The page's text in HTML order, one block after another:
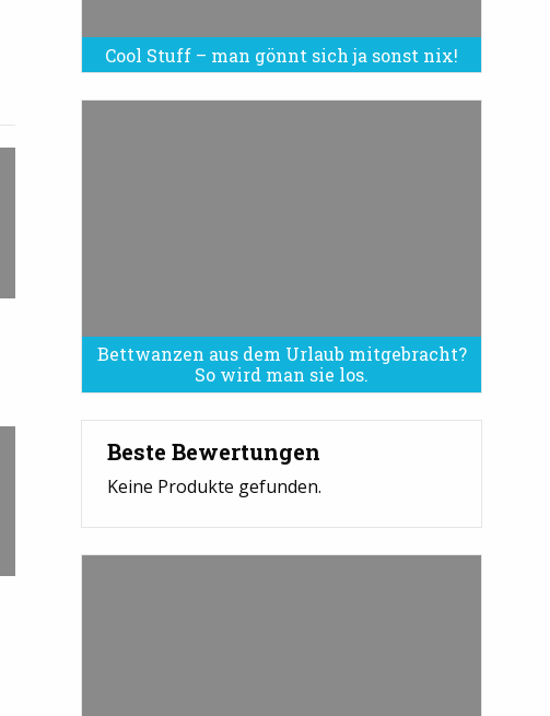
Cool Stuff – man gönnt sich ja sonst nix!
Bettwanzen aus dem Urlaub mitgebracht?
So wird man sie los.
Bettwanzen sind eine Plage
Beste Bewertungen
Keine Produkte gefunden.